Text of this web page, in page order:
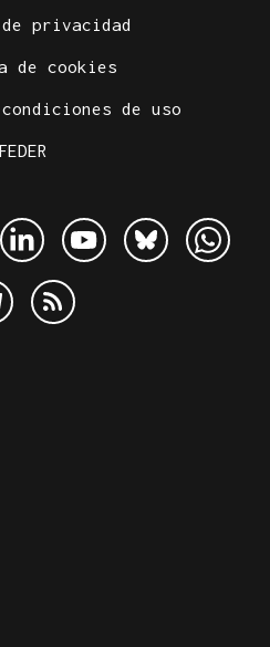
privacidad
de cookies
de uso
FEDER